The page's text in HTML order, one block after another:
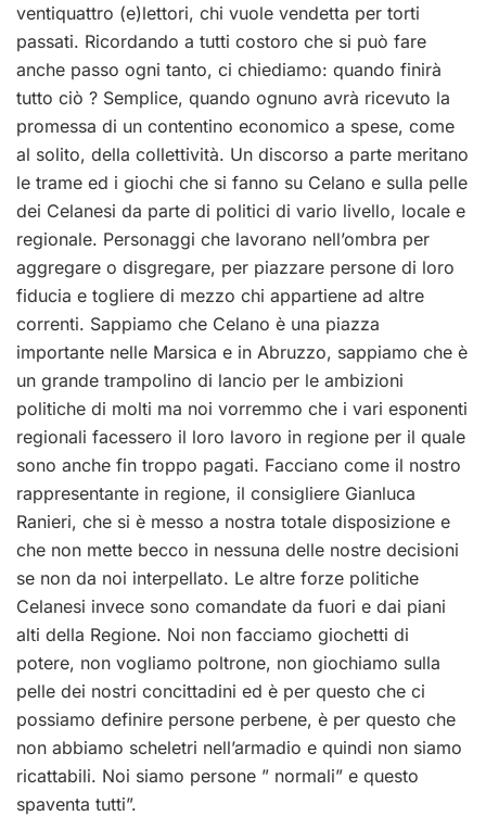
ventiquattro (e)lettori, chi vuole vendetta per torti
passati. Ricordando a tutti costoro che si può fare
anche passo ogni tanto, ci chiediamo: quando finirà
tutto ciò ? Semplice, quando ognuno avrà ricevuto la
promessa di un contentino economico a spese, come
al solito, della collettività. Un discorso a parte meritano
le trame ed i giochi che si fanno su Celano e sulla pelle
dei Celanesi da parte di politici di vario livello, locale e
regionale. Personaggi che lavorano nell’ombra per
aggregare o disgregare, per piazzare persone di loro
fiducia e togliere di mezzo chi appartiene ad altre
correnti. Sappiamo che Celano è una piazza
importante nelle Marsica e in Abruzzo, sappiamo che è
un grande trampolino di lancio per le ambizioni
politiche di molti ma noi vorremmo che i vari esponenti
regionali facessero il loro lavoro in regione per il quale
sono anche fin troppo pagati. Facciano come il nostro
rappresentante in regione, il consigliere Gianluca
Ranieri, che si è messo a nostra totale disposizione e
che non mette becco in nessuna delle nostre decisioni
se non da noi interpellato. Le altre forze politiche
Celanesi invece sono comandate da fuori e dai piani
alti della Regione. Noi non facciamo giochetti di
potere, non vogliamo poltrone, non giochiamo sulla
pelle dei nostri concittadini ed è per questo che ci
possiamo definire persone perbene, è per questo che
non abbiamo scheletri nell’armadio e quindi non siamo
ricattabili. Noi siamo persone ” normali” e questo
spaventa tutti”.